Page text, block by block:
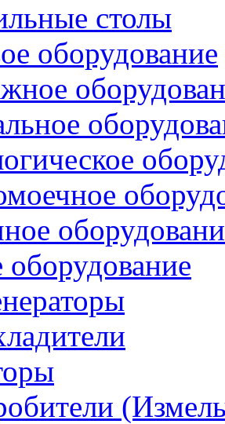
столы
оборудование
оборудование